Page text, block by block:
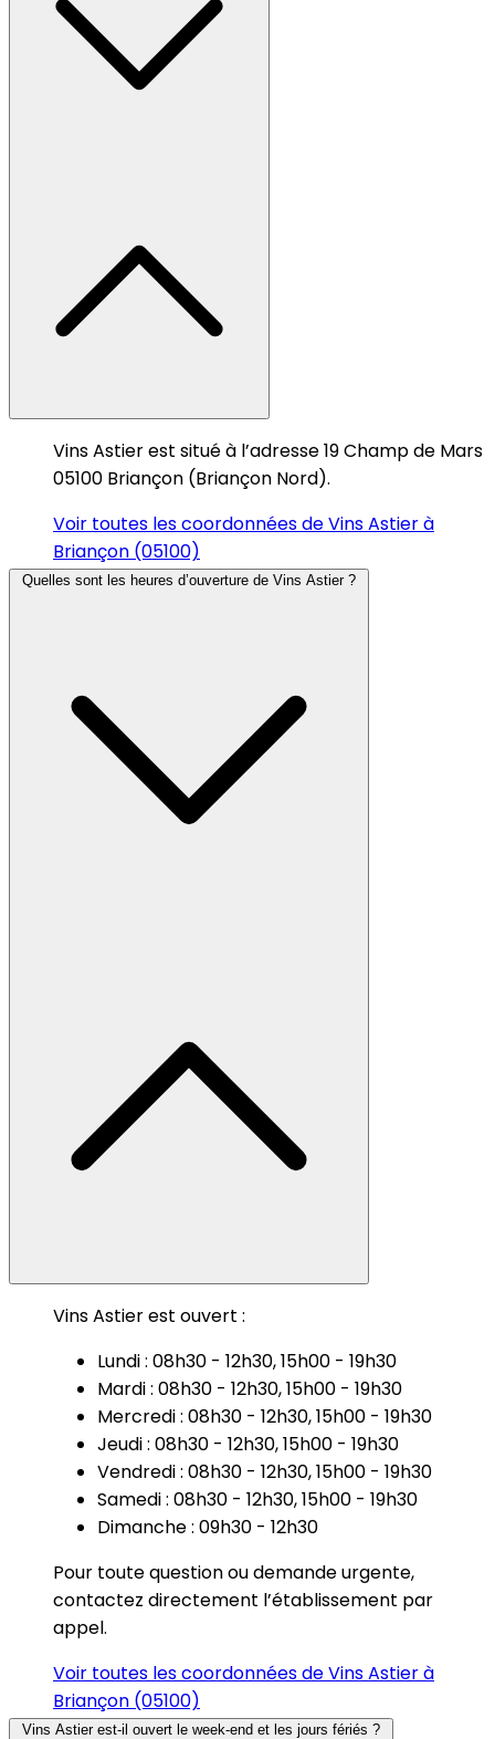
Vins Astier est situé à l’adresse 19 Champ de Mars
05100 Briançon (Briançon Nord).
Voir toutes les coordonnées de Vins Astier à
Briançon (05100)
Quelles sont les heures d’ouverture de Vins Astier ?
Vins Astier est ouvert :
Lundi : 08h30 - 12h30, 15h00 - 19h30
Mardi : 08h30 - 12h30, 15h00 - 19h30
Mercredi : 08h30 - 12h30, 15h00 - 19h30
Jeudi : 08h30 - 12h30, 15h00 - 19h30
Vendredi : 08h30 - 12h30, 15h00 - 19h30
Samedi : 08h30 - 12h30, 15h00 - 19h30
Dimanche : 09h30 - 12h30
Pour toute question ou demande urgente,
contactez directement l’établissement par
appel.
Voir toutes les coordonnées de Vins Astier à
Briançon (05100)
Vins Astier est-il ouvert le week-end et les jours fériés ?